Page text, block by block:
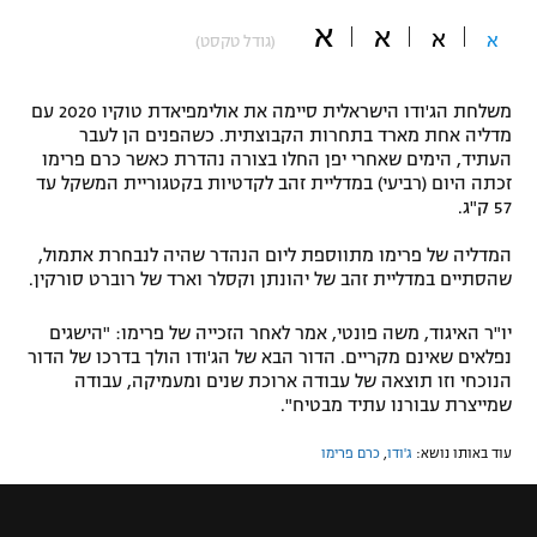
"מחצית בשכונה" – פודקאסט
משתתפים וזוכים בפרסים
תקנון משתתפים וזוכים בפרסים
טניס
גיימינג E-Sports
תנאי שימוש
אופניים
ספורט מוטורי
כדורמים
פוטבול אמריקאי NFL
בייסבול MLB
ספורט אתגרי ואקסטרים
גיימינג E-Sports
א א א א (גודל טקסט)
משלחת הג'ודו הישראלית סיימה את אולימפיאדת טוקיו 2020 עם
מדליה אחת מארד בתחרות הקבוצתית. כשהפנים הן לעבר
העתיד, הימים שאחרי יפן החלו בצורה נהדרת כאשר כרם פרימו
זכתה היום (רביעי) במדליית זהב לקדטיות בקטגוריית המשקל עד
57 ק"ג.
המדליה של פרימו מתווספת ליום הנהדר שהיה לנבחרת אתמול,
שהסתיים במדליית זהב של יהונתן וקסלר וארד של רוברט סורקין.
יו"ר האיגוד, משה פונטי, אמר לאחר הזכייה של פרימו: "הישגים
נפלאים שאינם מקריים. הדור הבא של הג'ודו הולך בדרכו של הדור
הנוכחי וזו תוצאה של עבודה ארוכת שנים ומעמיקה, עבודה
שמייצרת עבורנו עתיד מבטיח".
עוד באותו נושא: ג'ודו, כרם פרימו